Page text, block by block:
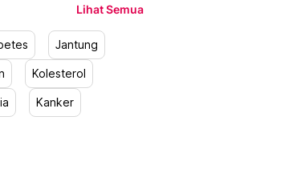
Lihat Semua
Jantung
Kolesterol
Kanker